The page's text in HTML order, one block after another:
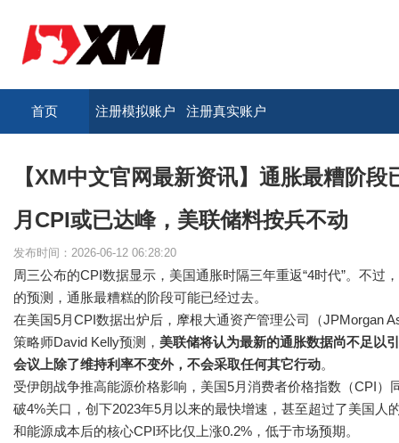
首页 注册模拟账户 注册真实账户
【XM中文官网最新资讯】通胀最糟阶
月CPI或已达峰，美联储料按兵不动
发布时间：2026-06-12 06:28:20
周三公布的CPI数据显示，美国通胀时隔三年重返“4时代”。不过
的预测，通胀最糟糕的阶段可能已经过去。
在美国5月CPI数据出炉后，摩根大通资产管理公司（JPMorgan
策略师David Kelly预测， 美联储将认为最新的通胀数据尚不足以
会议上除了维持利率不变外，不会采取任何其它行动。
受伊朗战争推高能源价格影响，美国5月消费者价格指数（CPI）
破4%关口，创下2023年5月以来的最快增速，甚至超过了美国人
和能源成本后的核心CPI环比仅上涨0.2%，低于市场预期。